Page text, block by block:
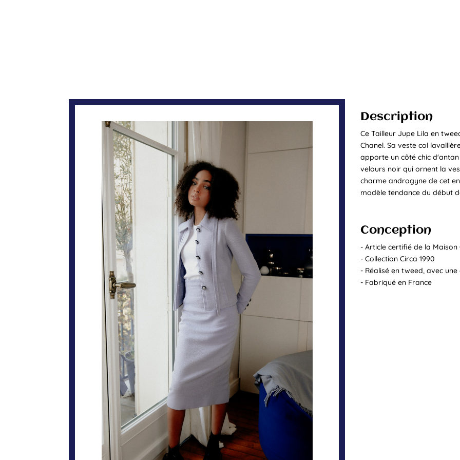
Description
Ce Tailleur Jupe Lila en
Chanel. Sa veste col
apporte un côté chic
velours noir qui ornent la
charme androgyne de cet
modèle tendance du début
Conception
- Article certifié de la Maison
- Collection Circa 1990
- Réalisé en tweed, avec
- Fabriqué en France